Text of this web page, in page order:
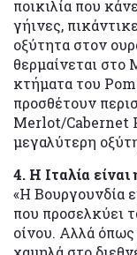
ποικιλία που
γήινες,
οξύτητα στον
θερμαίνεται στο
κτήματα του
προσθέτουν
Merlot/Cabernet
μεγαλύτερη
4. Η Ιταλία
«Η Βουργουνδία
που προσελκύει
οίνου. Αλλά